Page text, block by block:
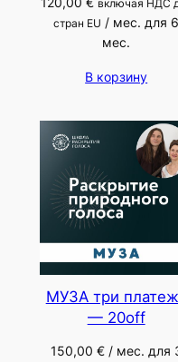
включая НДС
стран EU / мес. для 6
мес.
В корзину
МУЗА три
— 20off
150,00 € / мес. для